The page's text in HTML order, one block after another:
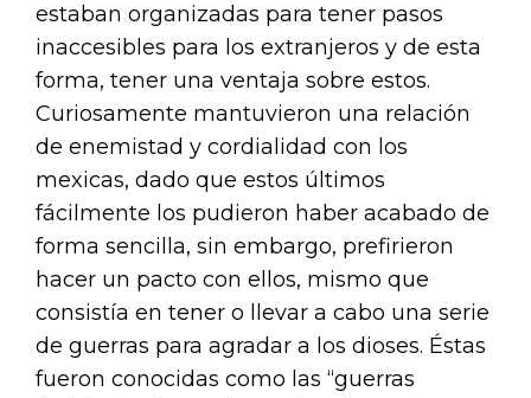
estaban organizadas para tener pasos
inaccesibles para los extranjeros y de esta
forma, tener una ventaja sobre estos.
Curiosamente mantuvieron una relación
de enemistad y cordialidad con los
mexicas, dado que estos últimos
fácilmente los pudieron haber acabado de
forma sencilla, sin embargo, prefirieron
hacer un pacto con ellos, mismo que
consistía en tener o llevar a cabo una serie
de guerras para agradar a los dioses. Éstas
fueron conocidas como las “guerras